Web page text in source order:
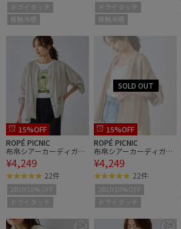
ドライタッチ
接触冷感
ドライタッチ
接触冷感
15%OFF
ROPÉ PICNIC
布帛シアーカーディガン
ブラウス
¥4,249
22件
2BUY10%OFF
ドライタッチ
15%OFF
ROPÉ PICNIC
布帛シアーカーディガン
ブラウス
¥4,249
22件
2BUY10%OFF
ドライタッチ